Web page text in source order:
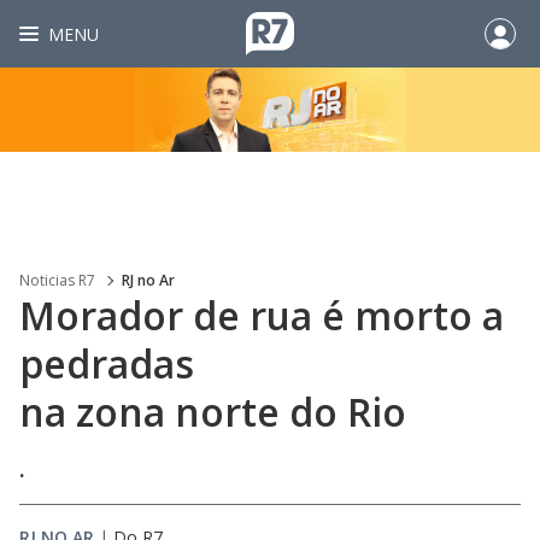
MENU
Noticias R7 RJ no Ar
Morador de rua é morto a
pedradas
na zona norte do Rio
.